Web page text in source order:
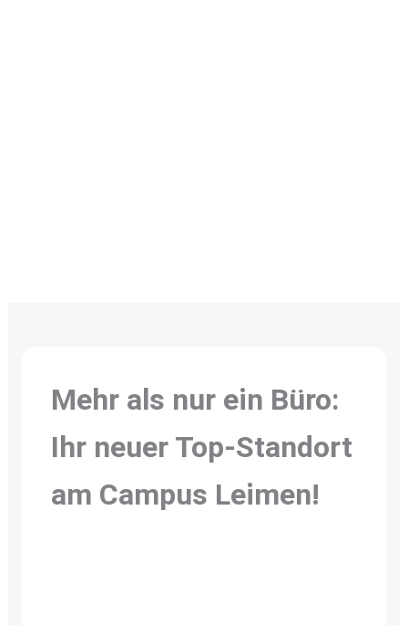
Mehr als nur ein Büro:
Ihr neuer Top-Standort
am Campus Leimen!